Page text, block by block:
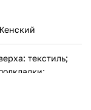
текстиль;